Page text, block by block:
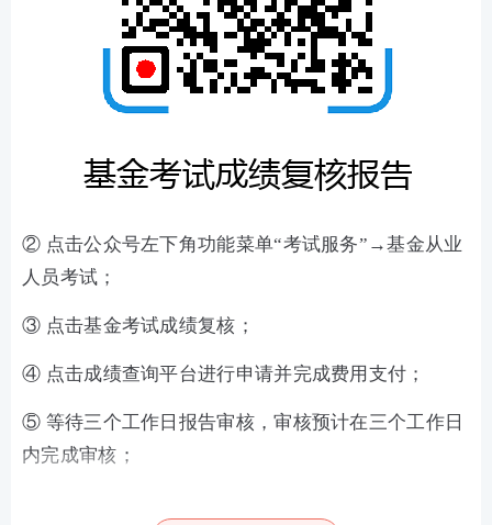
② 点击公众号左下角功能菜单“考试服务”→基金从业
人员考试；
③ 点击基金考试成绩复核；
④ 点击成绩查询平台进行申请并完成费用支付；
⑤ 等待三个工作日报告审核，审核预计在三个工作日
内完成审核；